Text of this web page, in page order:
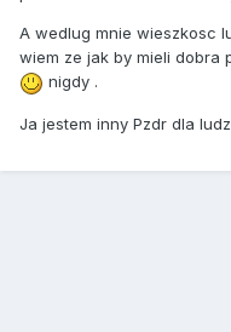
A wedlug mnie wieszkosc
wiem ze jak by mieli dobra
nigdy .
Ja jestem inny Pzdr dla